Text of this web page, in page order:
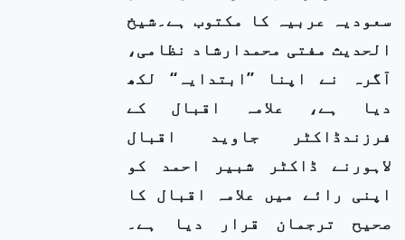
سعودیہ عربیہ کا مکتوب ہے۔شیخ
الحدیث مفتی محمدارشاد نظامی،
آگرہ نے اپنا ’’ابتدایہ‘‘ لکھ
دیا ہے، علامہ اقبال کے
فرزندڈاکٹر جاوید اقبال
لاہورنے ڈاکٹر شبیر احمد کو
اپنی رائے میں علامہ اقبال کا
صحیح ترجمان قرار دیا ہے۔